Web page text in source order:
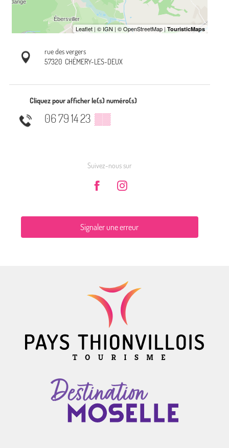
rue des vergers
57320 CHÉMERY-LES-DEUX
Cliquez pour afficher le(s) numéro(s)
06 79 14 23 ▒▒
Suivez-nous sur
Signaler une erreur